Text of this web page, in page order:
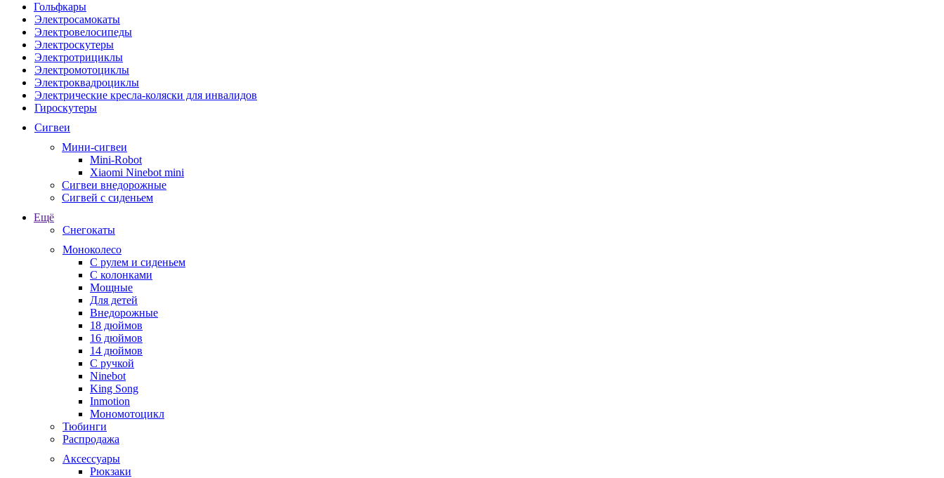
Гольфкары
Электросамокаты
Электровелосипеды
Электроскутеры
Электротрициклы
Электромотоциклы
Электроквадроциклы
Электрические кресла-коляски для инвалидов
Гироскутеры
Сигвеи
Мини-сигвеи
Mini-Robot
Xiaomi Ninebot mini
Сигвеи внедорожные
Сигвей с сиденьем
Ещё
Снегокаты
Моноколесо
С рулем и сиденьем
С колонками
Мощные
Для детей
Внедорожные
18 дюймов
16 дюймов
14 дюймов
С ручкой
Ninebot
King Song
Inmotion
Мономотоцикл
Тюбинги
Распродажа
Аксессуары
Рюкзаки